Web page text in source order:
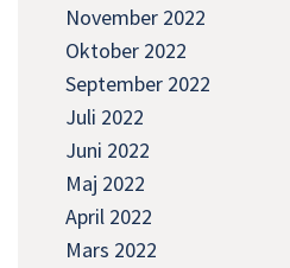
November 2022
Oktober 2022
September 2022
Juli 2022
Juni 2022
Maj 2022
April 2022
Mars 2022